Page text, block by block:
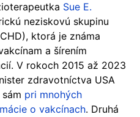
Sue E.
neziskovú skupinu
ktorá je známa
a šírením
V rokoch 2015 až 2023
zdravotníctva USA
pri mnohých
o vakcínach. Druhá